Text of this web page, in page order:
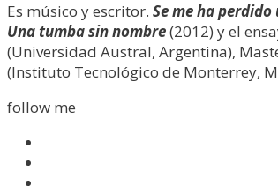
Es músico y escritor. Se me ha
Una tumba sin nombre(2012) y el
(Universidad Austral, Argentina),
(Instituto Tecnológico de Monterrey,
follow me